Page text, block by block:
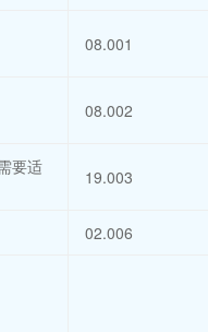
08.001
08.002
要适
19.003
02.006